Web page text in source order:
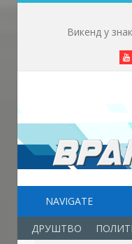
Викенд у
NAVIGATE
ДРУШТВО